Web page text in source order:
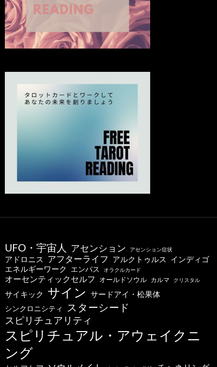
UFO・宇宙人 アセンション アセンション症状
アドロニス アフターライフ アルクトゥルス インディゴ
エネルギーワーク エンパス オラクルカード
オーセンティックセルフ オールドソウル カルマ クリスタル
サイキック サイン サードアイ・松果体
シンクロニシティ スターシード
スピリチュアリティ
スピリチュアル・アウェイクニ
ング